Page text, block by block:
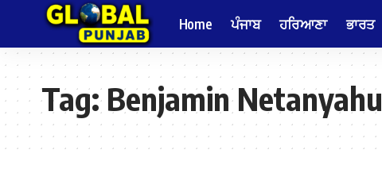
Home ਪੰਜਾਬ ਹਰਿਆਣਾ ਭਾਰਤ
Tag:Benjamin Netanyahu